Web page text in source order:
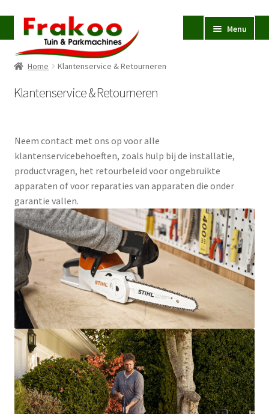
Ga
door
naar
navigatie
Ga
naar
de
inhoud
Menu
Homepage
Verkoop en Reparatie
STIHL
Zagen en snoeien
Maaien en Grond Bewerken
Reinigen en Opruimen
Stroom en Watervoorziening
Bronnen
Productaanvraag
Klantenservice & Retourneren
Productinstallatie
Accessoires
Contact
Home Klantenservice & Retourneren
Klantenservice & Retourneren
Neem contact met ons op voor alle
klantenservicebehoeften, zoals hulp bij de installatie,
productvragen, het retourbeleid voor ongebruikte
apparaten of voor reparaties van apparaten die onder
garantie vallen.